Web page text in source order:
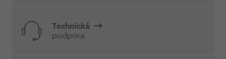
Technická
podpora